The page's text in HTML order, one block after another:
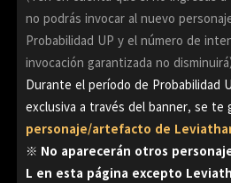
no podrás invocar al nuevo
Probabilidad UP y el número de
invocación garantizada no
Durante el período de Probabilidad
exclusiva a través del banner, se te
personaje/artefacto de
※ No aparecerán otros
L en esta página excepto